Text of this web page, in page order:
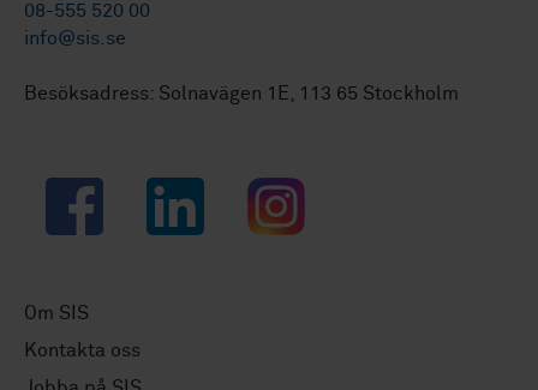
08-555 520 00
info@sis.se
Besöksadress: Solnavägen 1E, 113 65 Stockholm
Facebook LinkedIn Instagram
Om SIS
Kontakta oss